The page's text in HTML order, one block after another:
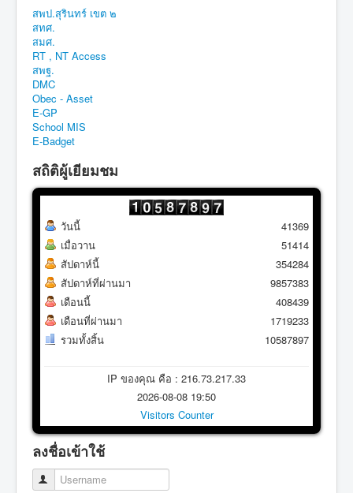
สพป.สุรินทร์ เขต ๒
สทศ.
สมศ.
RT , NT Access
สพฐ.
DMC
Obec - Asset
E-GP
School MIS
E-Badget
สถิติผู้เยียมชม
วันนี้
เมื่อวาน
สัปดาห์นี้
สัปดาห์ที่ผ่านมา
เดือนนี้
เดือนที่ผ่านมา
รวมทั้งสิ้น
41369
51414
354284
9857383
408439
1719233
10587897
IP ของคุณ คือ : 216.73.217.33
2026-08-08 19:50
Visitors Counter
ลงชื่อเข้าใช้
Username